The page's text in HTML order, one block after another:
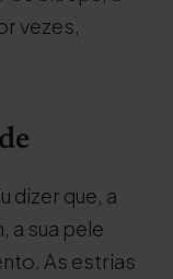
vezes,
dizer que, a
a sua pele
As estrias